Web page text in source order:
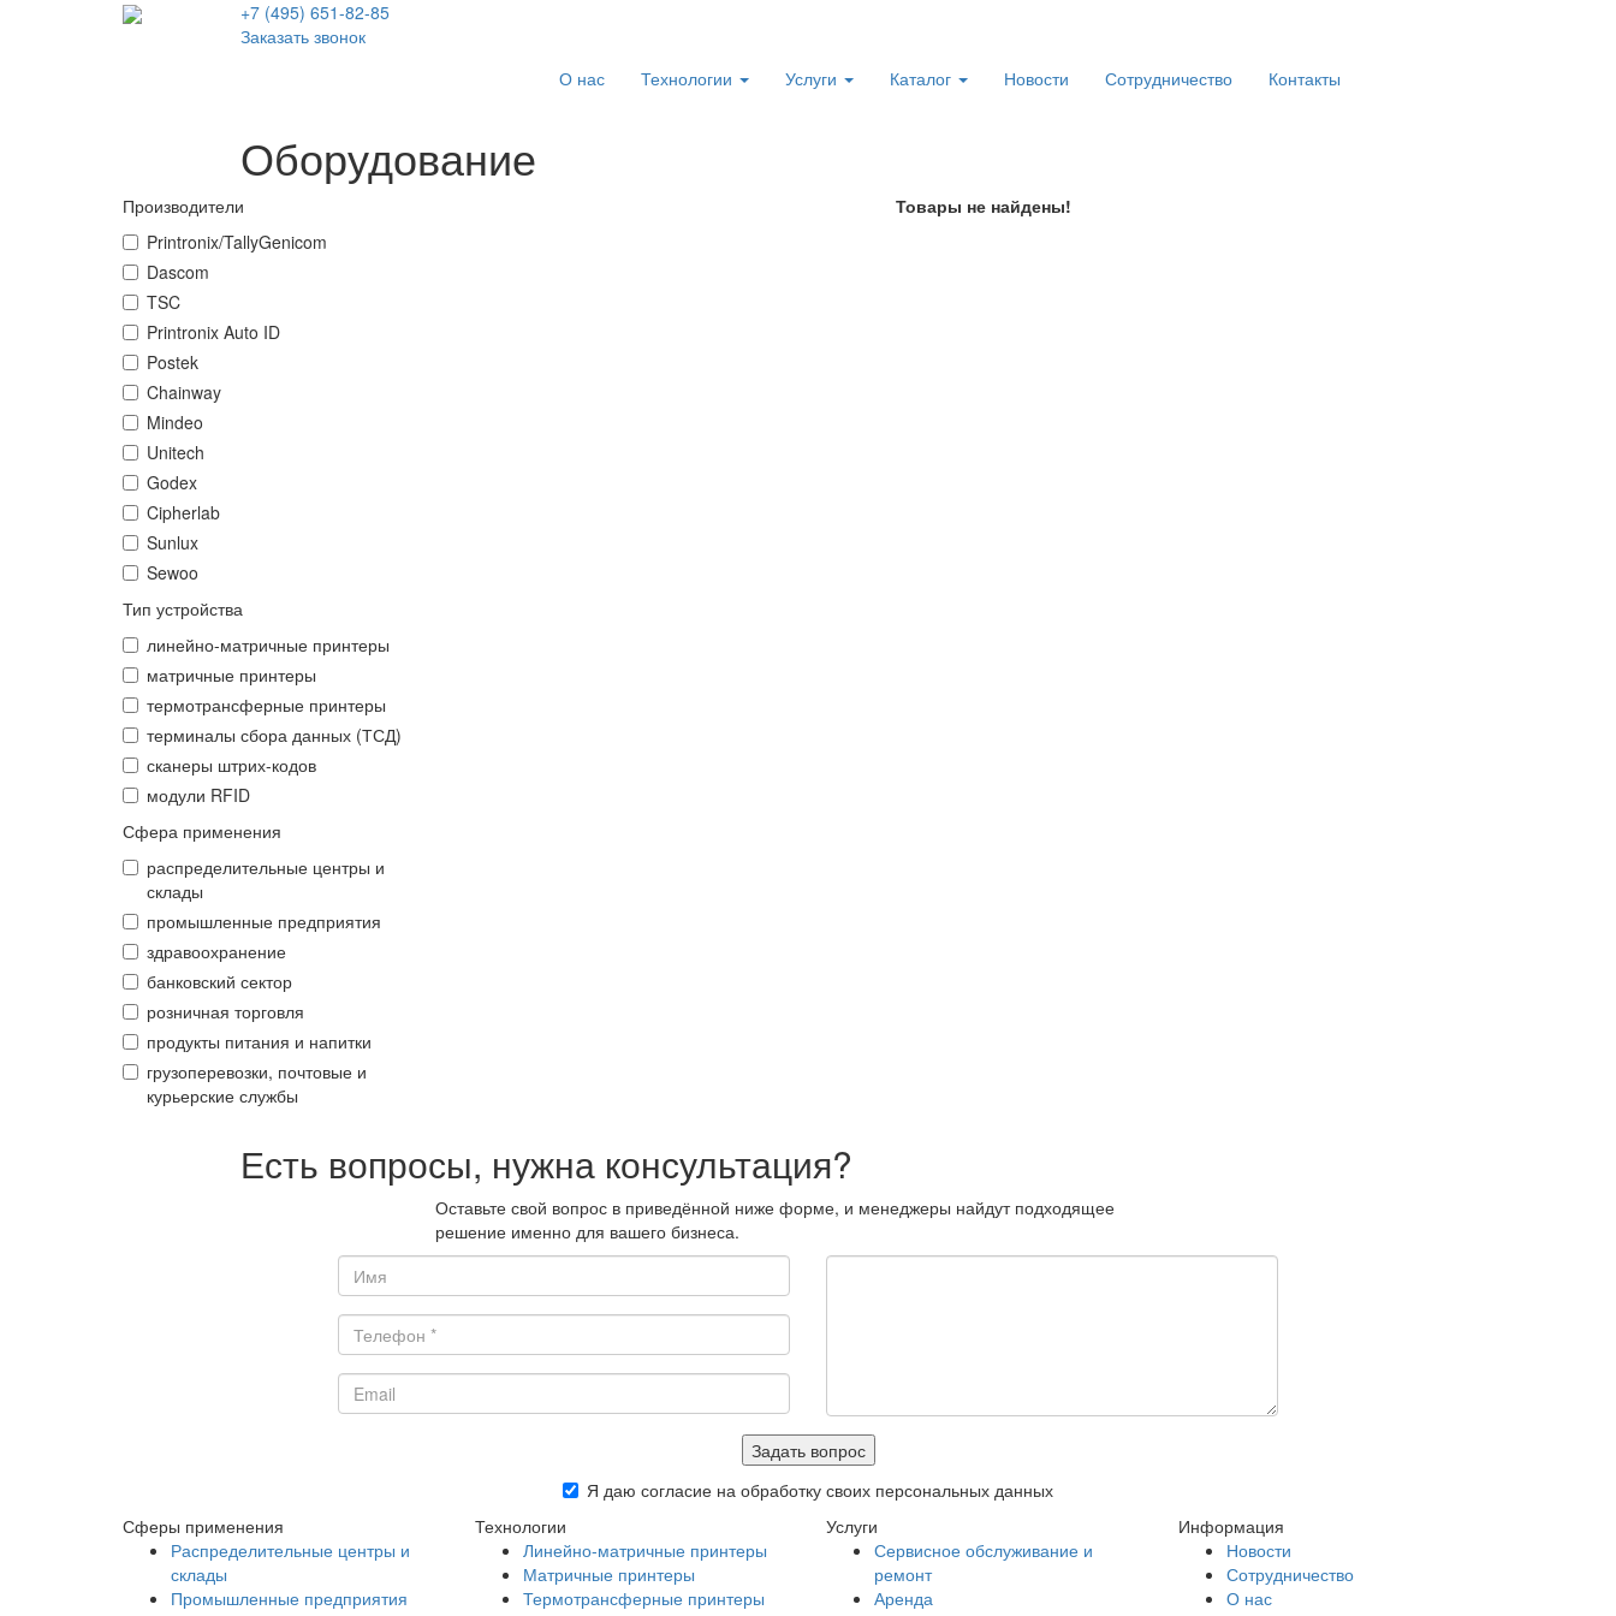
+7 (495) 651-82-85
Заказать звонок
О нас
Технологии Услуги Каталог Новости Сотрудничество Контакты
Оборудование
Производители
Printronix/TallyGenicom
Dascom
TSC
Printronix Auto ID
Postek
Chainway
Mindeo
Unitech
Godex
Cipherlab
Sunlux
Sewoo
Тип устройства
линейно-матричные принтеры
матричные принтеры
термотрансферные принтеры
терминалы сбора данных (ТСД)
сканеры штрих-кодов
модули RFID
Сфера применения
распределительные центры и
склады
промышленные предприятия
здравоохранение
банковский сектор
розничная торговля
продукты питания и напитки
грузоперевозки, почтовые и
курьерские службы
Товары не найдены!
Есть вопросы, нужна консультация?
Оставьте свой вопрос в приведённой ниже форме, и менеджеры найдут подходящее
решение именно для вашего бизнеса.
Задать вопрос
Я даю согласие на обработку своих персональных данных
Сферы применения
Распределительные центры и
склады
Промышленные предприятия
Технологии
Линейно-матричные принтеры
Матричные принтеры
Термотрансферные принтеры
Услуги
Сервисное обслуживание и
ремонт
Аренда
Информация
Новости
Сотрудничество
О нас